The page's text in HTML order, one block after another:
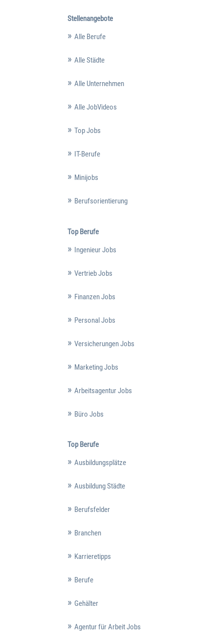
Stellenangebote
Alle Berufe
Alle Städte
Alle Unternehmen
Alle JobVideos
Top Jobs
IT-Berufe
Minijobs
Berufsorientierung
Top Berufe
Ingenieur Jobs
Vertrieb Jobs
Finanzen Jobs
Personal Jobs
Versicherungen Jobs
Marketing Jobs
Arbeitsagentur Jobs
Büro Jobs
Top Berufe
Ausbildungsplätze
Ausbildung Städte
Berufsfelder
Branchen
Karrieretipps
Berufe
Gehälter
Agentur für Arbeit Jobs